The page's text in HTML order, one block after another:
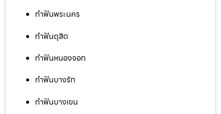
ทำฟันพระนคร
ทำฟันดุสิต
ทำฟันหนองจอก
ทำฟันบางรัก
ทำฟันบางเขน